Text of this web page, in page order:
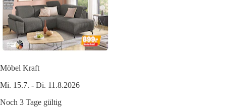
Möbel Kraft
Mi. 15.7. - Di. 11.8.2026
Noch 3 Tage gültig